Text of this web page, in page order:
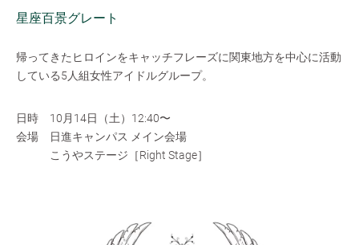
星座百景グレート
帰ってきたヒロインをキャッチフレーズに関東地方を中心に活動
している5人組女性アイドルグループ。
日時 10月14日（土）12:40〜
会場 日進キャンパス メイン会場
こうやステージ［Right Stage］